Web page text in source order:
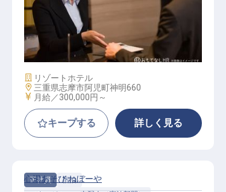
宿泊部門 マネージャー
施設業態
リゾートホテル
勤務地
三重県志摩市阿児町神明660
給与
月給／300,000円～
キープする 詳しく見る
正社員
宿泊
心湯あそび ねぼーや